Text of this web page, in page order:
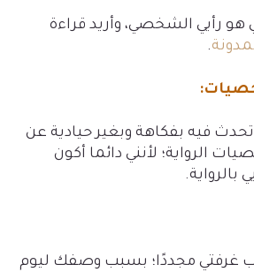
هو رأيي الشخصي، وأريد قراءة
.
فيه بفكاهة وبغير حيادية عن
الرواية؛ لأنني دائما أكون
بالرواية.
غرفتي مجددًا؛ بسبب وصفك ليوم